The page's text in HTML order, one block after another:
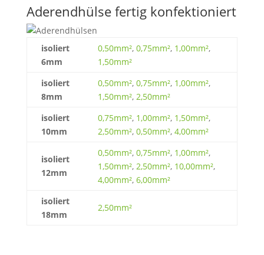
Aderendhülse fertig konfektioniert
isoliert
6mm
0,50mm², 0,75mm², 1,00mm²,
1,50mm²
isoliert
8mm
0,50mm², 0,75mm², 1,00mm²,
1,50mm², 2,50mm²
isoliert
10mm
0,75mm², 1,00mm², 1,50mm²,
2,50mm², 0,50mm², 4,00mm²
isoliert
12mm
0,50mm², 0,75mm², 1,00mm²,
1,50mm², 2,50mm², 10,00mm²,
4,00mm², 6,00mm²
isoliert
18mm
2,50mm²